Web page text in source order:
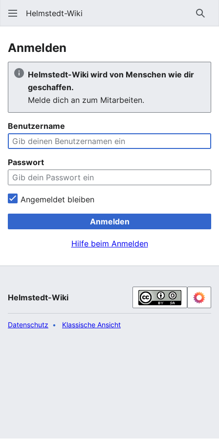
Helmstedt-Wiki
Anmelden
Helmstedt-Wiki wird von Menschen wie dir
geschaffen.
Melde dich an zum Mitarbeiten.
Benutzername
Passwort
Angemeldet bleiben
Anmelden
Hilfe beim Anmelden
Helmstedt-Wiki
Datenschutz Klassische Ansicht